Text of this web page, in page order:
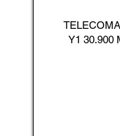
Y1 30.900